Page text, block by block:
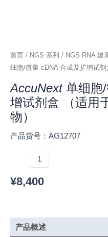
首页 / NGS 系列 / NGS RNA 建
细胞/微量 cDNA 合成及扩增试
AccuNext单细胞/
增试剂盒 （适用
物）
产品货号：AG12707
TSO-
UMI，
含
引
物）
量
¥8,400
产品概述